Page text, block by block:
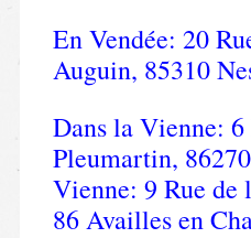
En Vendée: 20
Auguin, 85310
Dans la Vienne: 6
Pleumartin,
Vienne: 9 Rue de
86 Availles en